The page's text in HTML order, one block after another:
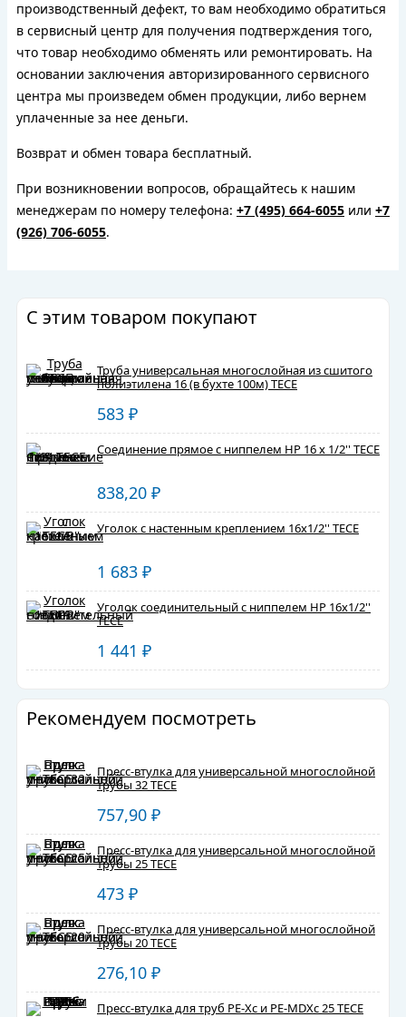
производственный дефект, то вам необходимо обратиться
в сервисный центр для получения подтверждения того,
что товар необходимо обменять или ремонтировать. На
основании заключения авторизированного сервисного
центра мы произведем обмен продукции, либо вернем
уплаченные за нее деньги.
Возврат и обмен товара бесплатный.
При возникновении вопросов, обращайтесь к нашим
менеджерам по номеру телефона: +7 (495) 664-6055 или +7
(926) 706-6055.
С этим товаром покупают
Труба универсальная многослойная из сшитого
полиэтилена 16 (в бухте 100м) TECE
583 ₽
Соединение прямое с ниппелем НР 16 х 1/2'' TECE
838,20 ₽
Уголок с настенным креплением 16х1/2'' TECE
1 683 ₽
Уголок соединительный с ниппелем НР 16х1/2''
TECE
1 441 ₽
Рекомендуем посмотреть
Пресс-втулка для универсальной многослойной
трубы 32 TECE
757,90 ₽
Пресс-втулка для универсальной многослойной
трубы 25 TECE
473 ₽
Пресс-втулка для универсальной многослойной
трубы 20 TECE
276,10 ₽
Пресс-втулка для труб PE-Xc и PE-MDXc 25 TECE